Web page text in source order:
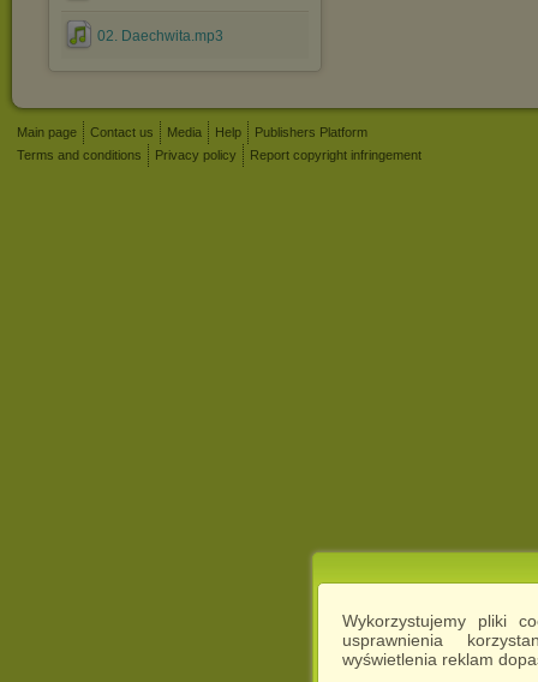
Wykorzystujemy pliki
usprawnienia
wyświetlenia reklam
02. Daechwita.mp3
Main page Contact us Media Help
Publishers Platform
Terms and conditions
Privacy policy Report copyright infringement